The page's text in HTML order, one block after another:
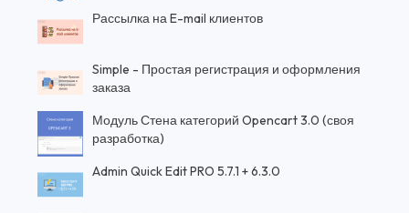
Рассылка на E-mail клиентов
Simple - Простая регистрация и оформления
заказа
Модуль Стена категорий Opencart 3.0 (своя
разработка)
Admin Quick Edit PRO 5.7.1 + 6.3.0